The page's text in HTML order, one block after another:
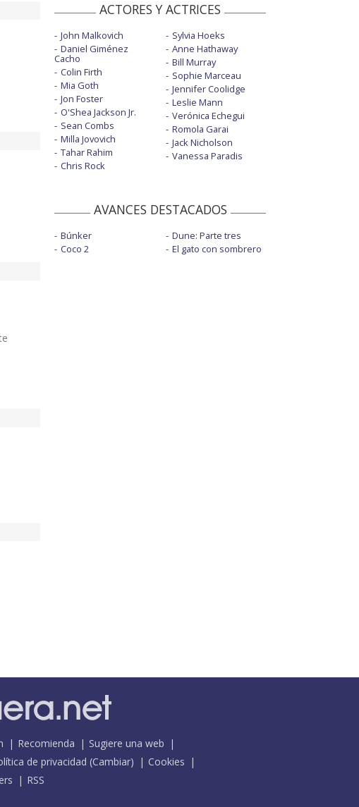
ACTORES Y ACTRICES
John Malkovich
Daniel Giménez
Cacho
Colin Firth
Mia Goth
Jon Foster
O'Shea Jackson Jr.
Sean Combs
Milla Jovovich
Tahar Rahim
Chris Rock
Sylvia Hoeks
Anne Hathaway
Bill Murray
Sophie Marceau
Jennifer Coolidge
Leslie Mann
Verónica Echegui
Romola Garai
Jack Nicholson
Vanessa Paradis
AVANCES DESTACADOS
Búnker
Coco 2
Dune: Parte tres
El gato con sombrero
Recomienda
Sugiere una web
de privacidad (Cambiar)
Cookies
RSS